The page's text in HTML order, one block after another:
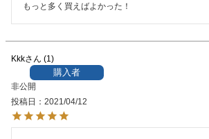
もっと多く買えばよかった！
Kkk 1
購入者
非公開
投稿日
2021/04/12